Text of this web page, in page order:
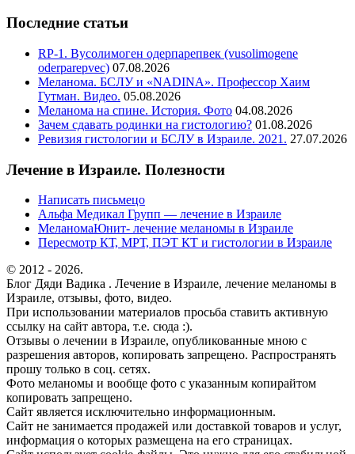
Последние статьи
RP-1. Вусолимоген одерпарепвек (vusolimogene
oderparepvec) 07.08.2026
Меланома. БСЛУ и «NADINA». Профессор Хаим
Гутман. Видео. 05.08.2026
Меланома на спине. История. Фото 04.08.2026
Зачем сдавать родинки на гистологию? 01.08.2026
Ревизия гистологии и БСЛУ в Израиле. 2021. 27.07.2026
Лечение в Израиле. Полезности
Написать письмецо
Альфа Медикал Групп — лечение в Израиле
МеланомаЮнит- лечение меланомы в Израиле
Пересмотр КТ, МРТ, ПЭТ КТ и гистологии в Израиле
© 2012 - 2026.
Блог Дяди Вадика . Лечение в Израиле, лечение меланомы в
Израиле, отзывы, фото, видео.
При использовании материалов просьба ставить активную
ссылку на сайт автора, т.е. сюда :).
Отзывы о лечении в Израиле, опубликованные мною с
разрешения авторов, копировать запрещено. Распространять
прошу только в соц. сетях.
Фото меланомы и вообще фото с указанным копирайтом
копировать запрещено.
Сайт является исключительно информационным.
Сайт не занимается продажей или доставкой товаров и услуг,
информация о которых размещена на его страницах.